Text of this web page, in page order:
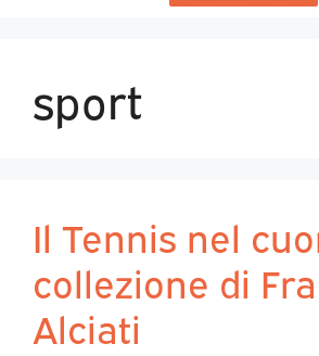
sport
Il Tennis nel
collezione di
Alciati